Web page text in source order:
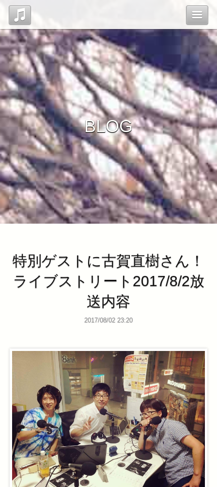
Top
News
Blog
Contact
管理ページ
BLOG
特別ゲストに古賀直樹さん！
ライブストリート2017/8/2放
送内容
2017/08/02 23:20